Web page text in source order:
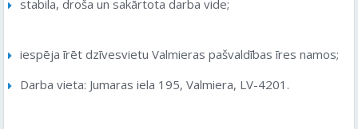
stabila, droša un sakārtota darba vide;
iespēja īrēt dzīvesvietu Valmieras pašvaldības īres namos;
Darba vieta: Jumaras iela 195, Valmiera, LV-4201.